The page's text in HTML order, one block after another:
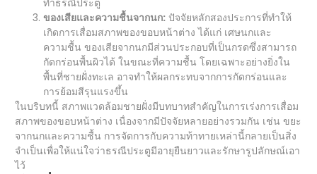
ทำธรณีประตู
ของเสียและความชื้นจากนก: ปัจจัยหลักสองประการที่ทำให้
เกิดการเสื่อมสภาพของขอบหน้าต่าง ได้แก่ เศษนกและ
ความชื้น ของเสียจากนกมีส่วนประกอบที่เป็นกรดซึ่งสามารถ
กัดกร่อนพื้นผิวได้ ในขณะที่ความชื้น โดยเฉพาะอย่างยิ่งใน
พื้นที่ชายฝั่งทะเล อาจทำให้ผลกระทบจากการกัดกร่อนและ
การย้อมสีรุนแรงขึ้น
ในบริบทนี้ สภาพแวดล้อมชายฝั่งมีบทบาทสำคัญในการเร่งการเสื่อม
สภาพของขอบหน้าต่าง เนื่องจากมีปัจจัยหลายอย่างรวมกัน เช่น ขยะ
จากนกและความชื้น การจัดการกับความท้าทายเหล่านี้กลายเป็นสิ่ง
จำเป็นเพื่อให้แน่ใจว่าธรณีประตูมีอายุยืนยาวและรักษารูปลักษณ์เอา
ไว้